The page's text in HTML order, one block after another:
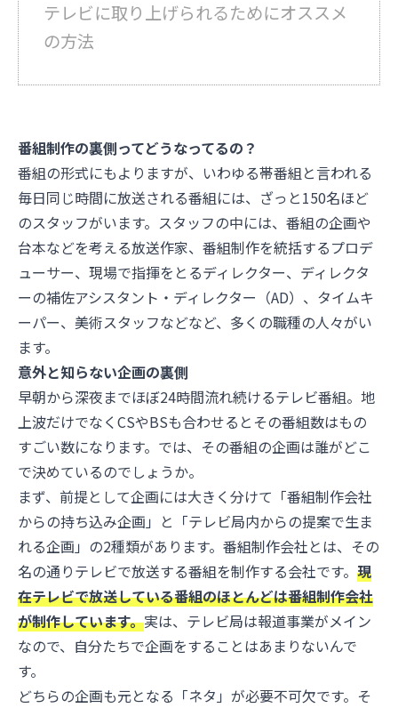
テレビに取り上げられるためにオススメ
の方法
番組制作の裏側ってどうなってるの？
番組の形式にもよりますが、いわゆる帯番組と言われる
毎日同じ時間に放送される番組には、ざっと150名ほど
のスタッフがいます。スタッフの中には、番組の企画や
台本などを考える放送作家、番組制作を統括するプロデ
ューサー、現場で指揮をとるディレクター、ディレクタ
ーの補佐アシスタント・ディレクター（AD）、タイムキ
ーパー、美術スタッフなどなど、多くの職種の人々がい
ます。
意外と知らない企画の裏側
早朝から深夜までほぼ24時間流れ続けるテレビ番組。地
上波だけでなくCSやBSも合わせるとその番組数はもの
すごい数になります。では、その番組の企画は誰がどこ
で決めているのでしょうか。
まず、前提として企画には大きく分けて「番組制作会社
からの持ち込み企画」と「テレビ局内からの提案で生ま
れる企画」の2種類があります。番組制作会社とは、その
名の通りテレビで放送する番組を制作する会社です。 現
在テレビで放送している番組のほとんどは番組制作会社
が制作しています。実は、テレビ局は報道事業がメイン
なので、自分たちで企画をすることはあまりないんで
す。
どちらの企画も元となる「ネタ」が必要不可欠です。そ